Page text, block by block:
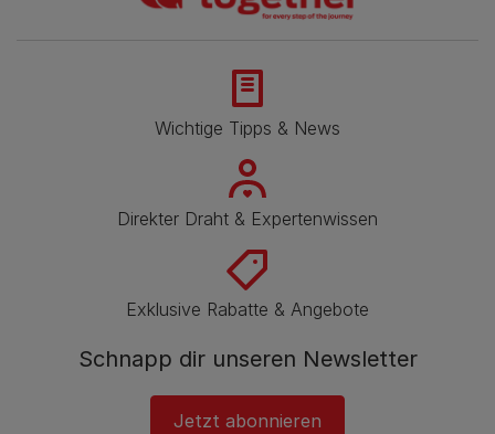
Wichtige Tipps & News
Direkter Draht & Expertenwissen
Exklusive Rabatte & Angebote
Schnapp dir unseren Newsletter
Jetzt abonnieren